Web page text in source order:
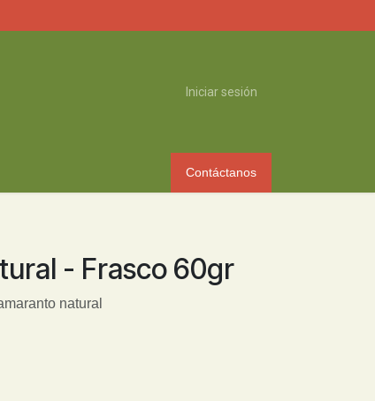
Iniciar sesión
Contáctanos
- Frasco 60gr
natural